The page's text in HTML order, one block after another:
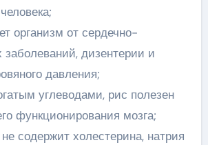
организм от сердечно-
заболеваний, дизентерии и
давления;
углеводами, рис полезен
функционирования мозга;
содержит холестерина, натрия